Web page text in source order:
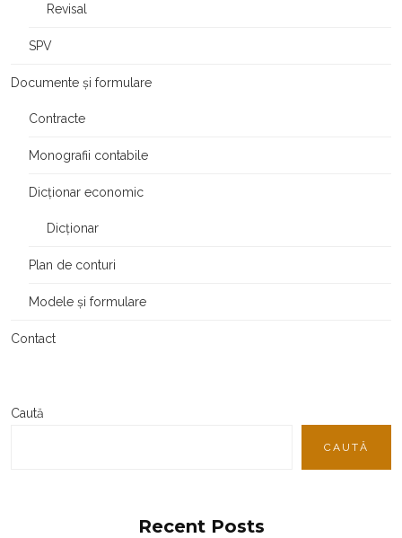
Revisal
SPV
Documente și formulare
Contracte
Monografii contabile
Dicționar economic
Dicționar
Plan de conturi
Modele și formulare
Contact
Caută
CAUTĂ
Recent Posts